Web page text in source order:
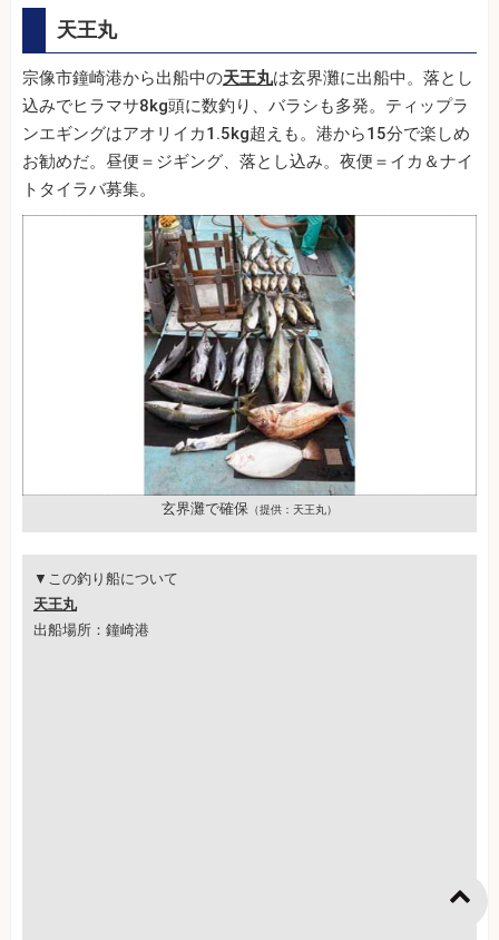
天王丸
宗像市鐘崎港から出船中の天王丸は玄界灘に出船中。落とし
込みでヒラマサ8kg頭に数釣り、バラシも多発。ティップラ
ンエギングはアオリイカ1.5kg超えも。港から15分で楽しめ
お勧めだ。昼便＝ジギング、落とし込み。夜便＝イカ＆ナイ
トタイラバ募集。
玄界灘で確保 （提供：天王丸）
▼この釣り船について
天王丸
出船場所：鐘崎港